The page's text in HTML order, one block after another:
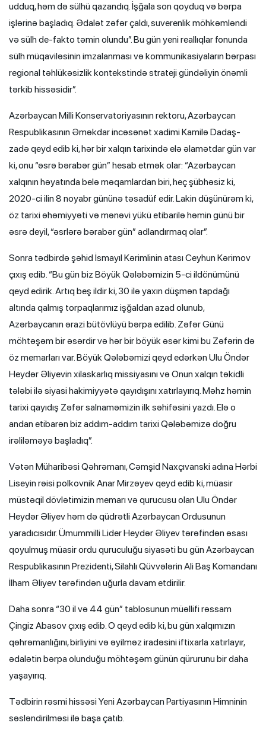
udduq, həm də sülhü qazandıq. İşğala son qoyduq və bərpa
işlərinə başladıq. Ədalət zəfər çaldı, suverenlik möhkəmləndi
və sülh de-fakto təmin olundu”. Bu gün yeni reallıqlar fonunda
sülh müqaviləsinin imzalanması və kommunikasiyaların bərpası
regional təhlükəsizlik kontekstində strateji gündəliyin önəmli
tərkib hissəsidir”.
Azərbaycan Milli Konservatoriyasının rektoru, Azərbaycan
Respublikasının Əməkdar incəsənət xadimi Kamilə Dadaş-
zadə qeyd edib ki, hər bir xalqın tarixində elə əlamətdar gün var
ki, onu “əsrə bərabər gün” hesab etmək olar: “Azərbaycan
xalqının həyatında belə məqamlardan biri, heç şübhəsiz ki,
2020-ci ilin 8 noyabr gününə təsadüf edir. Lakin düşünürəm ki,
öz tarixi əhəmiyyəti və mənəvi yükü etibarilə həmin günü bir
əsrə deyil, “əsrlərə bərabər gün” adlandırmaq olar”.
Sonra tədbirdə şəhid İsmayıl Kərimlinin atası Ceyhun Kərimov
çıxış edib. “Bu gün biz Böyük Qələbəmizin 5-ci ildönümünü
qeyd edirik. Artıq beş ildir ki, 30 ilə yaxın düşmən tapdağı
altında qalmış torpaqlarımız işğaldan azad olunub,
Azərbaycanın ərazi bütövlüyü bərpa edilib. Zəfər Günü
möhtəşəm bir əsərdir və hər bir böyük əsər kimi bu Zəfərin də
öz memarları var. Böyük Qələbəmizi qeyd edərkən Ulu Öndər
Heydər Əliyevin xilaskarlıq missiyasını və Onun xalqın təkidli
tələbi ilə siyasi hakimiyyətə qayıdışını xatırlayırıq. Məhz həmin
tarixi qayıdış Zəfər salnaməmizin ilk səhifəsini yazdı. Elə o
andan etibarən biz addım-addım tarixi Qələbəmizə doğru
irəliləməyə başladıq”.
Vətən Müharibəsi Qəhrəmanı, Cəmşid Naxçıvanski adına Hərbi
Liseyin rəisi polkovnik Anar Mirzəyev qeyd edib ki, müasir
müstəqil dövlətimizin memarı və qurucusu olan Ulu Öndər
Heydər Əliyev həm də qüdrətli Azərbaycan Ordusunun
yaradıcısıdır. Ümummilli Lider Heydər Əliyev tərəfindən əsası
qoyulmuş müasir ordu quruculuğu siyasəti bu gün Azərbaycan
Respublikasının Prezidenti, Silahlı Qüvvələrin Ali Baş Komandanı
İlham Əliyev tərəfindən uğurla davam etdirilir.
Daha sonra “30 il və 44 gün” tablosunun müəllifi rəssam
Çingiz Abasov çıxış edib. O qeyd edib ki, bu gün xalqımızın
qəhrəmanlığını, birliyini və əyilməz iradəsini iftixarla xatırlayır,
ədalətin bərpa olunduğu möhtəşəm günün qürurunu bir daha
yaşayırıq.
Tədbirin rəsmi hissəsi Yeni Azərbaycan Partiyasının Himninin
səsləndirilməsi ilə başa çatıb.